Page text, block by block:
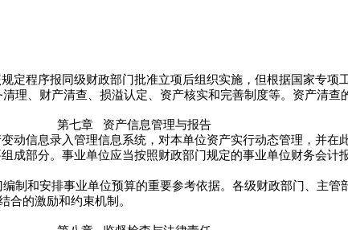
程序报同级财政部门批准立项后组织实施，但根据国家专项
理、财产清查、损溢认定、资产核实和完善制度等。资产清查
第七章
资产信息管理与报告
信息录入管理信息系统，对本单位资产实行动态管理，并在
部分。事业单位应当按照财政部门规定的事业单位财务会计
制和安排事业单位预算的重要参考依据。各级财政部门、主管
合的激励和约束机制。